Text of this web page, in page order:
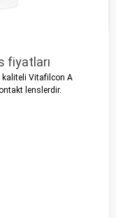
fiyatları
kaliteli Vitafilcon A
lenslerdir.